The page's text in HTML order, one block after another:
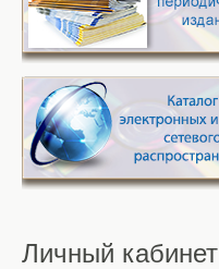
Личный кабинет